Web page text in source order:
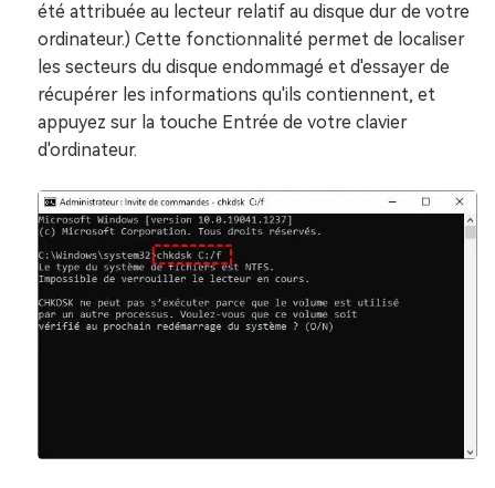
été attribuée au lecteur relatif au disque dur de votre
ordinateur.) Cette fonctionnalité permet de localiser
les secteurs du disque endommagé et d'essayer de
récupérer les informations qu'ils contiennent, et
appuyez sur la touche Entrée de votre clavier
d'ordinateur.